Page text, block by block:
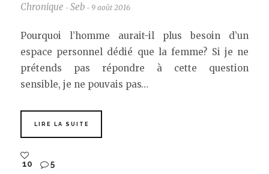
Chronique - Seb - 9 août 2016
Pourquoi l’homme aurait-il plus besoin d’un
espace personnel dédié que la femme? Si je ne
prétends pas répondre à cette question
sensible, je ne pouvais pas…
LIRE LA SUITE
10 5